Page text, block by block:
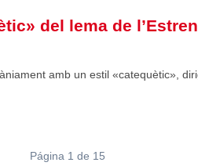
del lema de
amb un estil «catequètic»,
Página 1 de 15